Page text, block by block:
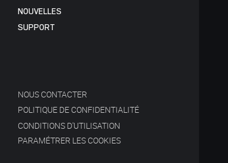
NOUVELLES
SUPPORT
NOUS CONTACTER
POLITIQUE DE CONFIDENTIALITÉ
CONDITIONS D'UTILISATION
PARAMÉTRER LES COOKIES